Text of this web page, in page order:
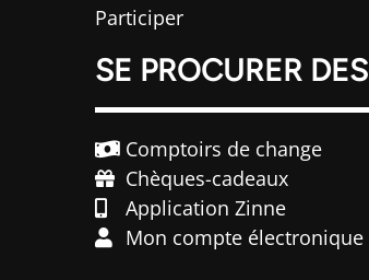
Participer
SE PROCURER DES
Comptoirs de change
Chèques-cadeaux
Application Zinne
Mon compte électronique